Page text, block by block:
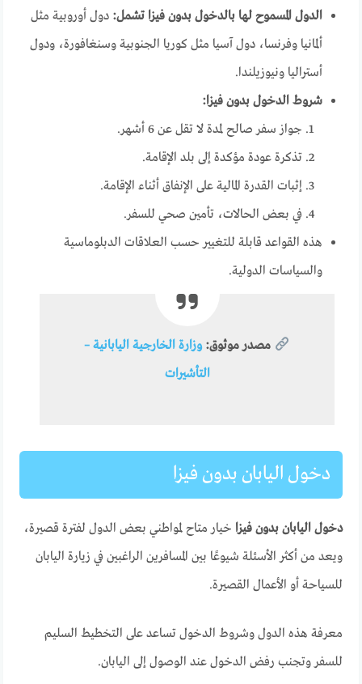
الدول المسموح لها بالدخول بدون فيزا تشمل: دول أوروبية مثل
ألمانيا وفرنسا، دول آسيا مثل كوريا الجنوبية وسنغافورة، ودول
أستراليا ونيوزيلندا.
شروط الدخول بدون فيزا:
جواز سفر صالح لمدة لا تقل عن 6 أشهر.
تذكرة عودة مؤكدة إلى بلد الإقامة.
إثبات القدرة المالية على الإنفاق أثناء الإقامة.
في بعض الحالات، تأمين صحي للسفر.
هذه القواعد قابلة للتغيير حسب العلاقات الدبلوماسية
والسياسات الدولية.
مصدر موثوق: وزارة الخارجية اليابانية –
التأشيرات
دخول اليابان بدون فيزا
دخول اليابان بدون فيزا خيار متاح لمواطني بعض الدول لفترة قصيرة،
ويعد من أكثر الأسئلة شيوعًا بين المسافرين الراغبين في زيارة اليابان
للسياحة أو الأعمال القصيرة.
معرفة هذه الدول وشروط الدخول تساعد على التخطيط السليم
للسفر وتجنب رفض الدخول عند الوصول إلى اليابان.